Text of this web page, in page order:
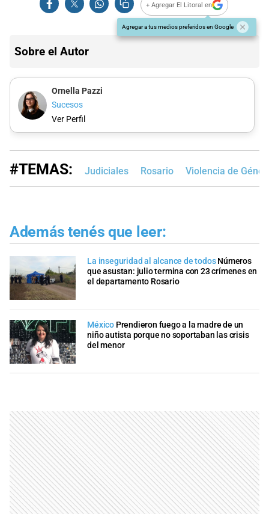
+ Agregar El Litoral en
Agregar a tus medios preferidos en Google
Sobre el Autor
Ornella Pazzi
Sucesos
Ver Perfil
#TEMAS: Judiciales Rosario Violencia de
Además tenés que leer:
La inseguridad al alcance de todos Números
que asustan: julio termina con 23 crímenes en
el departamento Rosario
México Prendieron fuego a la madre de un
niño autista porque no soportaban las crisis
del menor